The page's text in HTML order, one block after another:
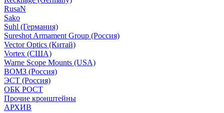
RusaN
Sako
Suhl (Германия)
Sureshot Armament Group (Россия)
Vector Optics (Китай)
Vortex (США)
Warne Scope Mounts (USA)
ВОМЗ (Россия)
ЭСТ (Россия)
ОБК РОСТ
Прочие кронштейны
АРХИВ